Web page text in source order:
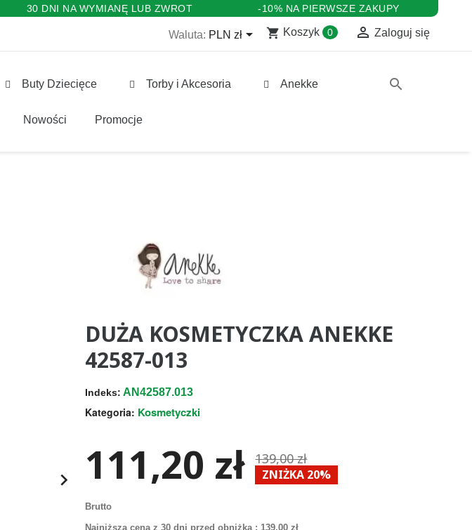
30 DNI NA WYMIANĘ LUB ZWROT -10% NA PIERWSZE ZAKUPY
Waluta: PLN zł shopping_cart Koszyk 0  Zaloguj się
Buty Dziecięce Torby i Akcesoria Anekke
Nowości Promocje
search

DUŻA KOSMETYCZKA ANEKKE
42587-013
Indeks: AN42587.013
Kategoria: Kosmetyczki
111,20 zł 139,00 zł
ZNIŻKA 20%
Brutto
Najniższa cena z 30 dni przed obniżką : 139,00 zł